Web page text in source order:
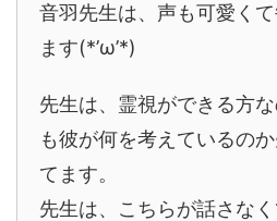
音羽先生は、声も可愛く
ます(*’ω’*)
先生は、霊視ができる方
も彼が何を考えているの
てます。
先生は、こちらが話さな